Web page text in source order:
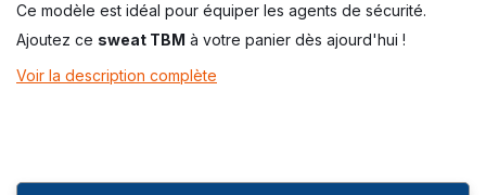
Ce modèle est idéal pour équiper les agents de sécurité.
Ajoutez ce sweat TBM à votre panier dès ajourd'hui !
Voir la description complète